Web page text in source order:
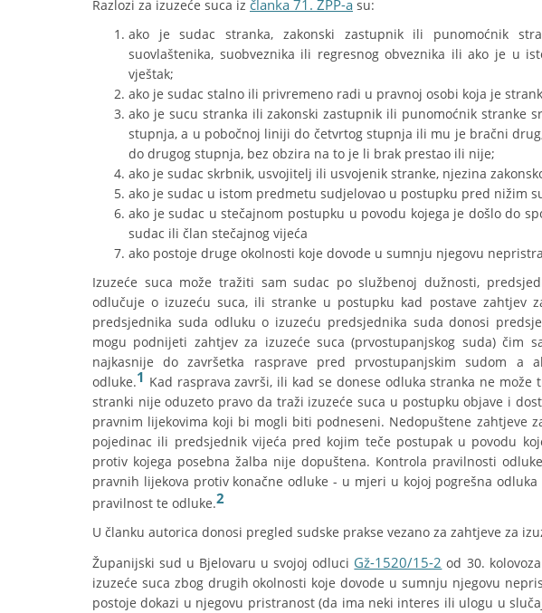
Razlozi za izuzeće suca iz članka 71. ZPP-a su:
ako je sudac stranka, zakonski zastupnik ili punomoćnik
suovlaštenika, suobveznika ili regresnog obveznika ili ako je u
vještak;
ako je sudac stalno ili privremeno radi u pravnoj osobi koja je
ako je sucu stranka ili zakonski zastupnik ili punomoćnik stranke
stupnja, a u pobočnoj liniji do četvrtog stupnja ili mu je bračni
do drugog stupnja, bez obzira na to je li brak prestao ili nije;
ako je sudac skrbnik, usvojitelj ili usvojenik stranke, njezina
ako je sudac u istom predmetu sudjelovao u postupku pred nižim
ako je sudac u stečajnom postupku u povodu kojega je došlo do
sudac ili član stečajnog vijeća
ako postoje druge okolnosti koje dovode u sumnju njegovu
Izuzeće suca može tražiti sam sudac po službenoj dužnosti,
odlučuje o izuzeću suca, ili stranke u postupku kad postave zahtjev
predsjednika suda odluku o izuzeću predsjednika suda donosi
mogu podnijeti zahtjev za izuzeće suca (prvostupanjskog suda) čim
najkasnije do završetka rasprave pred prvostupanjskim sudom a
odluke.1 Kad rasprava završi, ili kad se donese odluka stranka ne može
stranki nije oduzeto pravo da traži izuzeće suca u postupku objave i
pravnim lijekovima koji bi mogli biti podneseni. Nedopuštene zahtjeve
pojedinac ili predsjednik vijeća pred kojim teče postupak u povodu
protiv kojega posebna žalba nije dopuštena. Kontrola pravilnosti
pravnih lijekova protiv konačne odluke - u mjeri u kojoj pogrešna
pravilnost te odluke.2
U članku autorica donosi pregled sudske prakse vezano za zahtjeve za
Županijski sud u Bjelovaru u svojoj odluci Gž-1520/15-2 od 30.
izuzeće suca zbog drugih okolnosti koje dovode u sumnju njegovu
postoje dokazi u njegovu pristranost (da ima neki interes ili ulogu u